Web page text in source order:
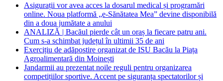
Asigurații vor avea acces la dosarul medical și programări
online. Noua platformă „e-Sănătatea Mea” devine disponibilă
din a doua jumătate a anului
ANALIZĂ | Bacăul pierde cât un oraș la fiecare patru ani.
Cum s-a schimbat județul în ultimii 35 de ani
Exercițiu de adăpostire organizat de ISU Bacău la Piața
Agroalimentară din Moinești
Jandarmii au prezentat noile reguli pentru organizarea
competițiilor sportive. Accent pe siguranța spectatorilor și